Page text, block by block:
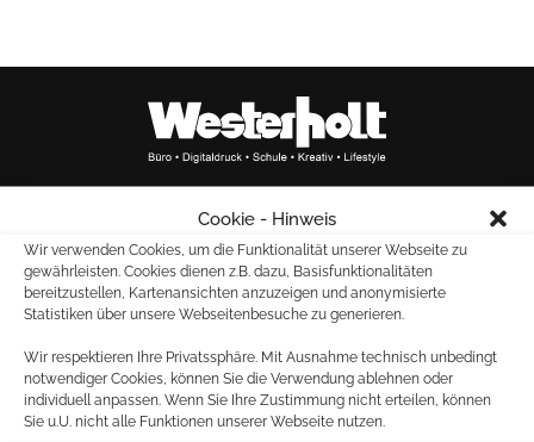
Cookie - Hinweis
Wir verwenden Cookies, um die Funktionalität unserer Webseite zu
gewährleisten. Cookies dienen z.B. dazu, Basisfunktionalitäten
bereitzustellen, Kartenansichten anzuzeigen und anonymisierte
Statistiken über unsere Webseitenbesuche zu generieren.
Wir respektieren Ihre Privatssphäre. Mit Ausnahme technisch unbedingt
notwendiger Cookies, können Sie die Verwendung ablehnen oder
individuell anpassen. Wenn Sie Ihre Zustimmung nicht erteilen, können
Sie u.U. nicht alle Funktionen unserer Webseite nutzen.
48165 Münster
Tel.: 02501 – 261880
Fax: 02501 – 28603
E-MAIL: